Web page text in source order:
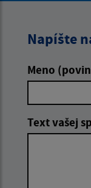
Napíšte
Meno
Text vašej